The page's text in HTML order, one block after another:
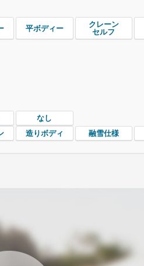
平ボディー
クレーン
セルフ
なし
造りボディ 融雪仕様